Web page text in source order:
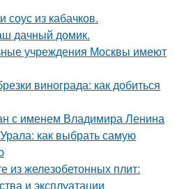
соус из кабачков.
дачный домик.
учреждения Москвы имеют
винограда: как добиться
с именем Владимира Ленина
как выбрать самую
из железобетонных плит:
и эксплуатации